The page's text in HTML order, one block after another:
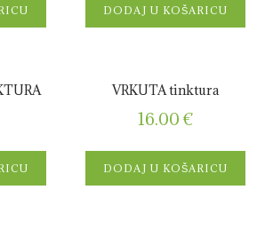
DODAJ U KOŠARICU
VRKUTA tinktura
16.00 €
DODAJ U KOŠARICU